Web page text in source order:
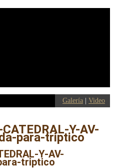
Galería Video
Y-AV-
para-triptico
Y-AV-
triptico